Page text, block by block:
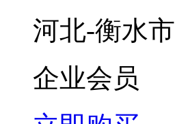
河北-衡水市
企业会员